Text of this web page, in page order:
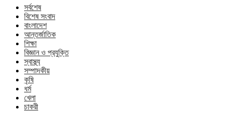
সর্বশেষ
বিশেষ সংবাদ
বাংলাদেশ
আন্তর্জাতিক
শিক্ষা
বিজ্ঞান ও প্রযুক্তি
স্বাস্থ্য
সম্পাদকীয়
কৃষি
ধর্ম
খেলা
চাকরী